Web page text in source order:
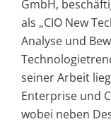
GmbH,
als „CIO New
Analyse und
seiner Arbeit
Enterprise und
wobei neben